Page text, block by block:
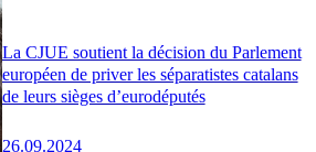
La CJUE soutient la décision du Parlement
européen de priver les séparatistes catalans
de leurs sièges d’eurodéputés
26.09.2024